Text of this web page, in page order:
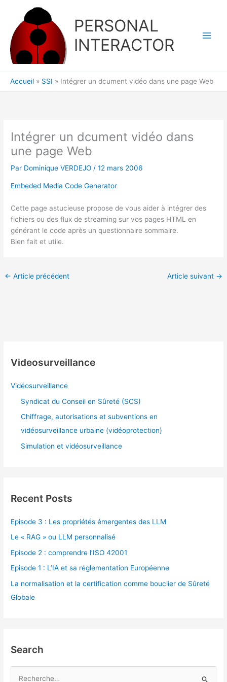
contenu
PERSONAL
INTERACTOR
Accueil SSI Intégrer un dcument vidéo dans une page Web
Intégrer un dcument vidéo dans
une page Web
Par Dominique VERDEJO /12 mars 2006
Embeded Media Code Generator
Cette page astucieuse propose de vous aider à intégrer des
fichiers ou des flux de streaming sur vos pages HTML en
générant le code après un questionnaire sommaire.
Bien fait et utile.
← Article précédent Article suivant →
Videosurveillance
Vidéosurveillance
Syndicat du Conseil en Sûreté (SCS)
Chiffrage, autorisations et subventions en
vidéosurveillance urbaine (vidéoprotection)
Simulation et vidéosurveillance
Recent Posts
Episode 3 : Les propriétés émergentes des LLM
Le « RAG » ou LLM personnalisé
Episode 2 : comprendre l’ISO 42001
Episode 1 : L’IA et sa réglementation Européenne
La normalisation et la certification comme bouclier de Sûreté
Globale
Search